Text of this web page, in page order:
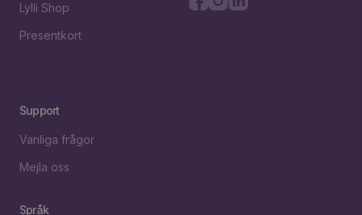
Lylli Shop
Presentkort
Support
Vanliga frågor
Mejla oss
Språk